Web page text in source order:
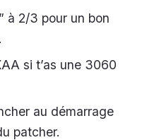
à 2/3 pour un bon
si t’as une 3060
au démarrage
patcher.